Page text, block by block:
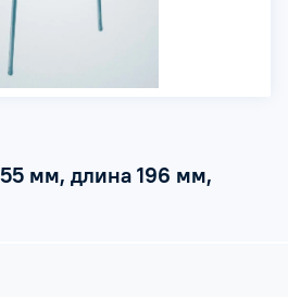
мм, длина 196 мм,